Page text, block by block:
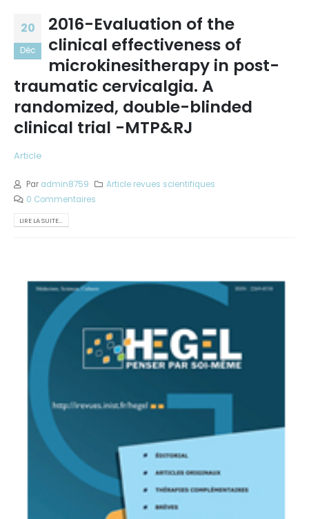
20
Déc
2016-Evaluation of the
clinical effectiveness of
microkinesitherapy in post-
traumatic cervicalgia. A
randomized, double-blinded
clinical trial -MTP&RJ
Article
Par admin8759
Article revues scientifiques
0 Commentaires
LIRE LA SUITE...